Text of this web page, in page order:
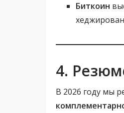
Биткоин
4.
В 2026 году мы